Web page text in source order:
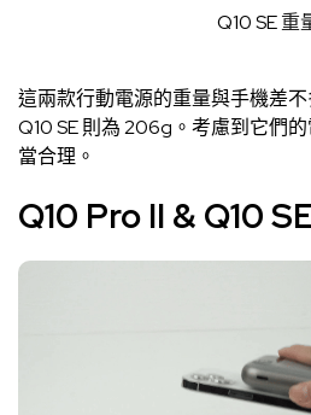
Q10 SE重
這兩款行動電源的重量與手機差不
Q10 SE 則為 206g。考慮到它們
當合理。
Q10 Pro II & Q10